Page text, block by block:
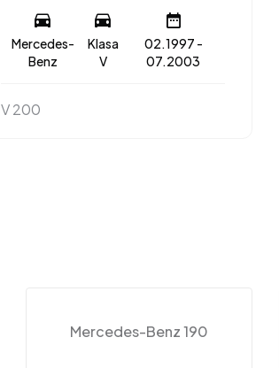
Mercedes-
Benz
Klasa
V
02.1997 -
07.2003
V 200
Mercedes-Benz 190